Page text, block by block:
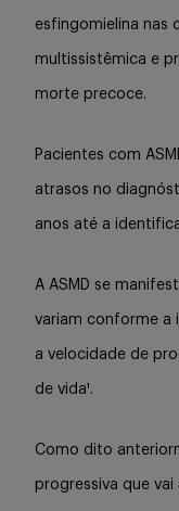
esfingomielina nas
multissistêmica e
morte precoce.
Pacientes com
atrasos no
anos até a
A ASMD se
variam conforme a
a velocidade de
de vida¹.
Como dito
progressiva que